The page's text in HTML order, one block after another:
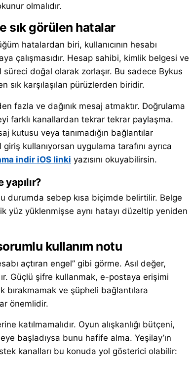
olmalıdır.
sık görülen hatalar
hatalardan biri, kullanıcının hesabı
çalışmasıdır. Hesap sahibi, kimlik belgesi ve
doğal olarak zorlaşır. Bu sadece Bykus
karşılaşılan pürüzlerden biridir.
fazla ve dağınık mesaj atmaktır. Doğrulama
farklı kanallardan tekrar tekrar paylaşma.
kutusu veya tanımadığın bağlantılar
kullanıyorsan uygulama tarafını ayrıca
indir iOS linki yazısını okuyabilirsin.
durumda sebep kısa biçimde belirtilir. Belge
yüz yüklenmişse aynı hatayı düzeltip yeniden
kullanım notu
açtıran engel” gibi görme. Asıl değer,
Güçlü şifre kullanmak, e-postaya erişimi
bırakmamak ve şüpheli bağlantılara
önemlidir.
katılmamalıdır. Oyun alışkanlığı bütçeni,
başladıysa bunu hafife alma. Yeşilay’ın
kanalları bu konuda yol gösterici olabilir: